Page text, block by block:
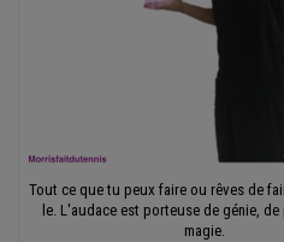
Tout ce que tu peux faire ou rêves de
le. L'audace est porteuse de génie,
magie.